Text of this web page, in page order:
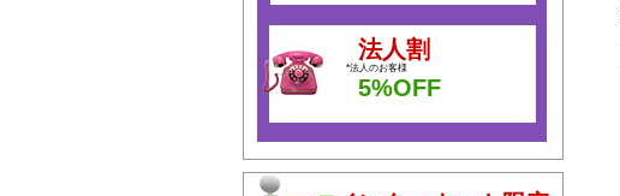
法人割
*法人のお客様
5%OFF